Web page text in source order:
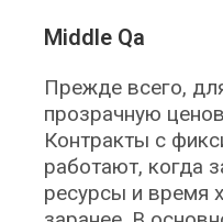
Middle Qa
Прежде всего,
прозрачную
Контракты с
работают, когда
ресурсы и время